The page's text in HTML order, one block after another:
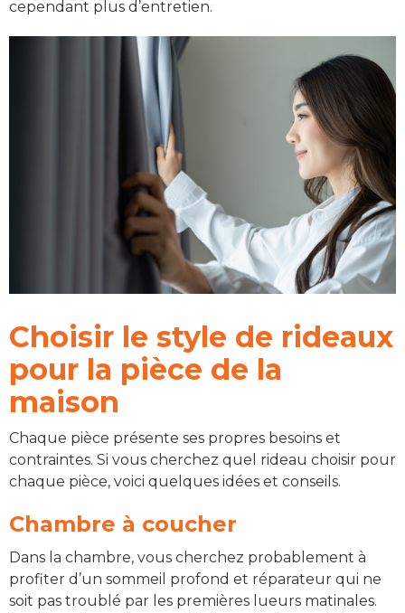
cependant plus d’entretien.
Choisir le style de rideaux
pour la pièce de la
maison
Chaque pièce présente ses propres besoins et
contraintes. Si vous cherchez quel rideau choisir pour
chaque pièce, voici quelques idées et conseils.
Chambre à coucher
Dans la chambre, vous cherchez probablement à
profiter d’un sommeil profond et réparateur qui ne
soit pas troublé par les premières lueurs matinales.